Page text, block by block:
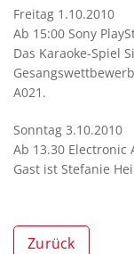
Freitag 1.10.2010
Ab 15:00 Sony
Das Karaoke-Spiel
A021.
Sonntag 3.10.2010
Ab 13.30 Electronic
Gast ist Stefanie
Zurück